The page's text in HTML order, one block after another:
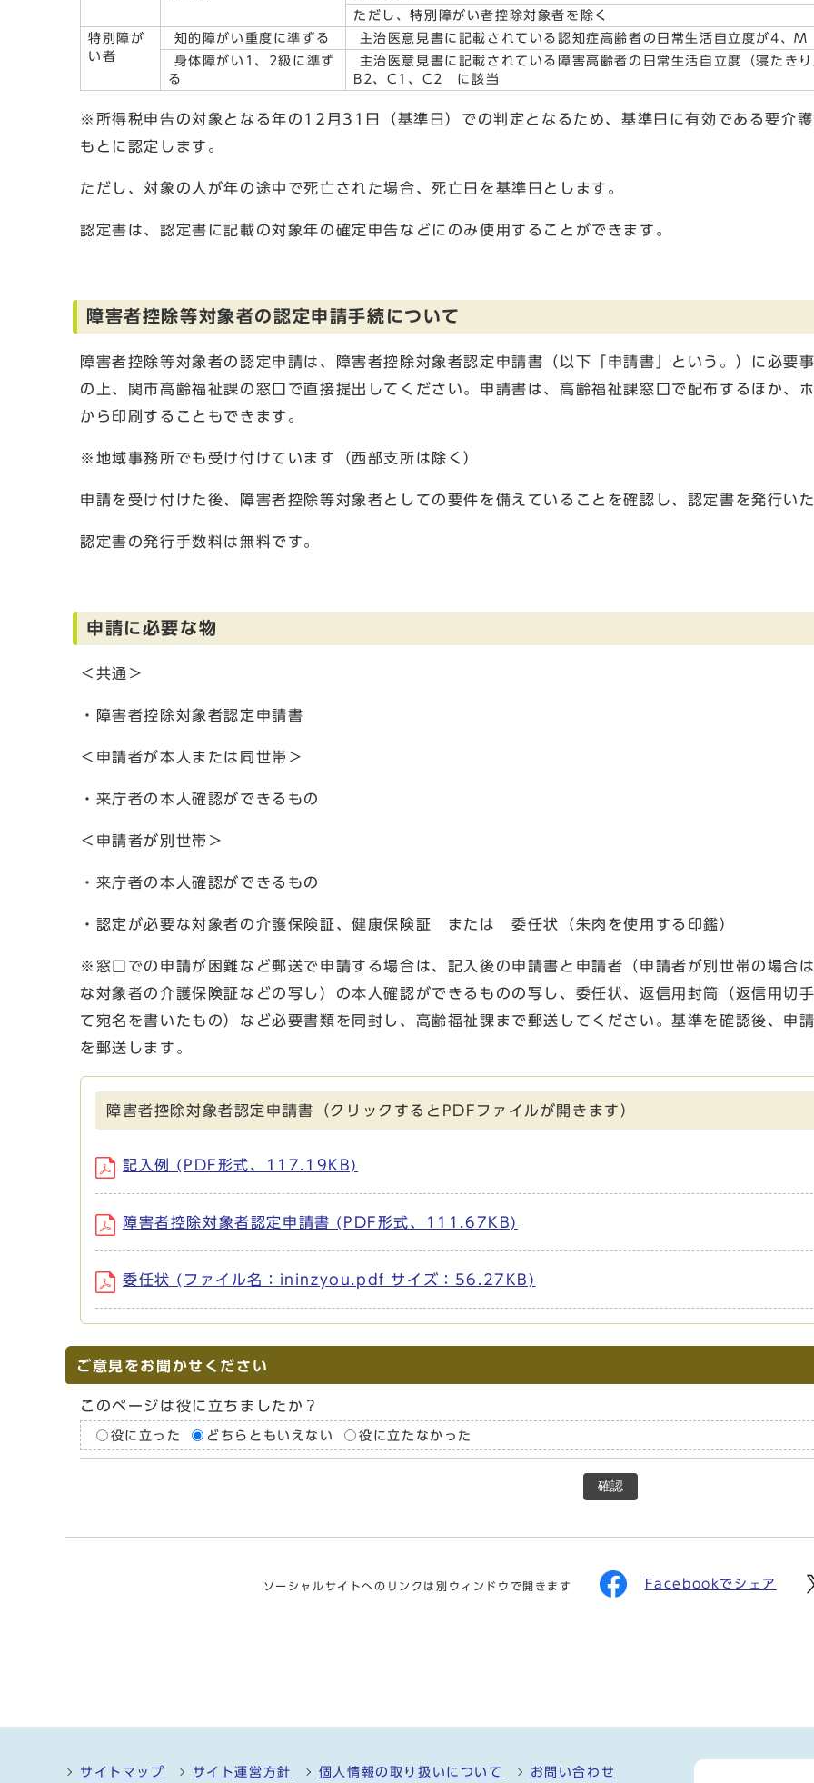
ただし、特別障がい者控除対象者を除く
特別障が
い者
知的障がい重度に準ずる
主治医意見書に記載されている認知症高齢者の日常生活自立度が4、
身体障がい1、2級に準ず
る
主治医意見書に記載されている障害高齢者の日常生活自立度（寝たきり
B2、C1、C2 に該当
※所得税申告の対象となる年の12月31日（基準日）での判定となるため、基準日に有効である要介護
もとに認定します。
ただし、対象の人が年の途中で死亡された場合、死亡日を基準日とします。
認定書は、認定書に記載の対象年の確定申告などにのみ使用することができます。
障害者控除等対象者の認定申請手続について
障害者控除等対象者の認定申請は、障害者控除対象者認定申請書（以下「申請書」という。）に必要
の上、関市高齢福祉課の窓口で直接提出してください。申請書は、高齢福祉課窓口で配布するほか、
から印刷することもできます。
※地域事務所でも受け付けています（西部支所は除く）
申請を受け付けた後、障害者控除等対象者としての要件を備えていることを確認し、認定書を発行いた
認定書の発行手数料は無料です。
申請に必要な物
＜共通＞
・障害者控除対象者認定申請書
＜申請者が本人または同世帯＞
・来庁者の本人確認ができるもの
＜申請者が別世帯＞
・来庁者の本人確認ができるもの
・認定が必要な対象者の介護保険証、健康保険証 または 委任状（朱肉を使用する印鑑）
※窓口での申請が困難など郵送で申請する場合は、記入後の申請書と申請者（申請者が別世帯の場合
な対象者の介護保険証などの写し）の本人確認ができるものの写し、委任状、返信用封筒（返信用切
て宛名を書いたもの）など必要書類を同封し、高齢福祉課まで郵送してください。基準を確認後、申
を郵送します。
障害者控除対象者認定申請書（クリックするとPDFファイルが開きます）
記入例 (PDF形式、117.19KB)
障害者控除対象者認定申請書 (PDF形式、111.67KB)
委任状 (ファイル名：ininzyou.pdf サイズ：56.27KB)
ご意見をお聞かせください
このページは役に立ちましたか？
役に立った どちらともいえない 役に立たなかった
確認
ソーシャルサイトへのリンクは別ウィンドウで開きます Facebookでシェア
サイトマップ サイト運営方針 個人情報の取り扱いについて お問い合わせ